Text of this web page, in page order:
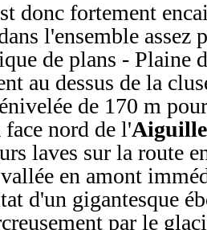
donc fortement
l'ensemble assez
de plans - Plaine
au dessus de la
de 170 m
nord de l'
laves sur la route
en amont
d'un gigantesque
par le